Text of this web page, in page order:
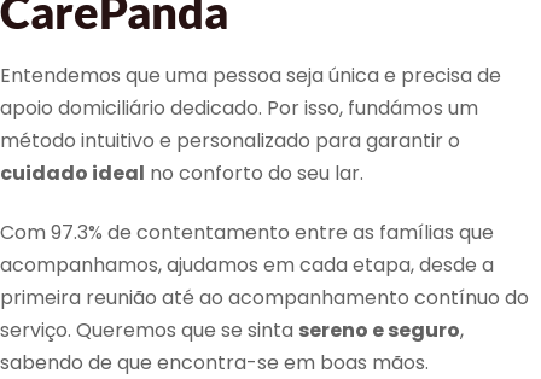
Entendemos que uma pessoa seja única e precisa de
apoio domiciliário dedicado. Por isso, fundámos um
método intuitivo e personalizado para garantir o
cuidado ideal no conforto do seu lar.
Com 97.3% de contentamento entre as famílias que
acompanhamos, ajudamos em cada etapa, desde a
primeira reunião até ao acompanhamento contínuo do
serviço. Queremos que se sinta sereno e seguro,
sabendo de que encontra-se em boas mãos.